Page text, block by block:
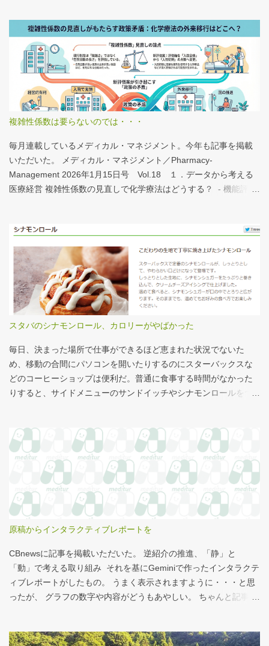
は、医業情報ダイジェストの記事をお読みください！なのだが、
分析結果の一例は下のグラフ。 病床機能報告（2023年度報告）を
基に作成 ※救急救命士の人数は常勤・非常勤（常勤換算）の合
計。人数が0人の施設は集計に含まない この施設は何人いるんだろ
う？、あの施設は何人だろう？と見てみるだけでも十分興味深い
が、上のグラフのような情報が頭に入っていると、比較整理しや
する。立派な建物がある。武蔵国府の国司館（こくしのたち）を
復元したものだ。写真だけでは、大きさが分かりづらいはずだ。
今月訪れた武蔵国府跡 実際には10分の1サイズの模型なので、そ
れほど大きくない。人が一緒に写っている新聞記事（ （まちの記
憶）武蔵国府跡 東京都府中市：朝日新聞デジタル ）を見れば、
い。平均値で見ても情報は十分でないかもしれない。しかし、ヒ
ストグラムなどをあわせて見れば、相対的なポジションが分かり
やすい。朝日新聞の記事は、人が一緒に写っているので大きさを
把握しやすい。 そういえば、大きさ比較でタバコの箱を横に並べ
るのって、最近見かけないなぁ・・・。このご時世、タバコはNG
なのか？？
複雑性係数は要らないのでは・・・
毎月連載しているメディカル・マネジメント。今年も記事を掲載
いただいた。 メディカル・マネジメント／Pharmacy-
Management 2026年1月15日号 Vol.18 １．データから考える
医療経営 複雑性係数の見直しで化学療法はどうする？ - 機能評価
は微妙だ・・・と言い続けて10数年、ようやく見直されるよう
だ。ただ、その見直し内容も微妙では？？？というのが記事の主
旨。 AIにまとめさせるとこんな感じ。 日頃、各方面から「話が長
い」と言われているので、自分が話すよりAIが話した方がよいと
言われるのは時間の問題だろう。
スタバのシナモンロール、カロリーがやばかった
毎日、決まった場所で仕事ができるほど恵まれた状況でないた
め、移動の合間にパソコンを開いたりするのにスターバックスな
どのコーヒーショップは便利だ。普通に食事する時間がなかった
りすると、サイドメニューのサンドイッチやシナモンロールをつ
気になっていた。お腹の肉がだいぶたるんできたのは、こいつの
せいもあるのではないかと。 シナモンロール 556kcal 出所：
http://www.starbucks.co.jp/allergy/pdf/allergen-food.pdf 調べてビ
ビった。これはまずい。下手な食事以上のカロリーだ。 この
556kcalがどのくらいヤバイのか、スターバックス以上に良く行く
マクドナルドで考えてみる。（ちなみにマクドナルドは食事目的
とカロリーがほぼ同じもの（530kcal～580kcal）を次のマクドナ
ルド商品から２つ選んでください ハンバーガー ビッグマック ダブ
ルクォーターパウンダー・チーズ フィレオフィッシュ てりやきマ
ックバーガー マックフライポテト（S) マックフライポテト（M)
マックフライポテト（L) 正解は続きで。
原稿からインタラクティブレポートを
CBnewsに記事を掲載いただいた。 逆紹介の推進、「静」と
「動」で考える取り組み それを基にGeminiで作ったインタラクテ
ィブレポートがしたもの。 うまく表示されますように・・・と思
ったが、 グラフの数字や内容がどうもあやしい。 ちゃんと記事を
みの比較 患者の視点 解決策 なぜ「逆紹介」が重要なのか？ 医師